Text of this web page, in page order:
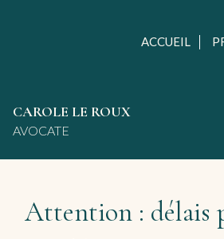
ACCUEIL
CAROLE LE ROUX
AVOCATE
Attention : délais